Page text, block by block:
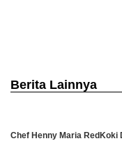
Berita Lainnya
Chef Henny Maria RedKoki